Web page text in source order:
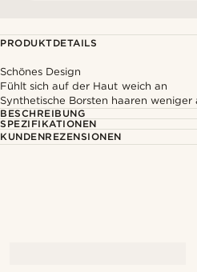
PRODUKTDETAILS
Schönes Design
Fühlt sich auf der Haut weich an
Synthetische Borsten haaren weniger
BESCHREIBUNG
SPEZIFIKATIONEN
KUNDENREZENSIONEN